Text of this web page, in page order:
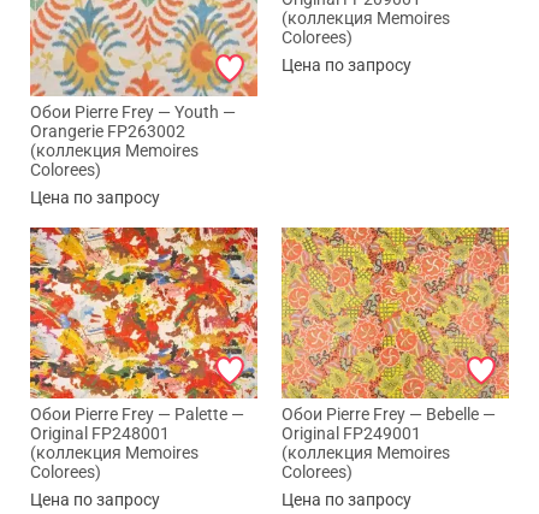
Обои Pierre Frey — Youth —
Orangerie FP263002
(коллекция Memoires
Colorees)
Цена по запросу
(коллекция Memoires
Colorees)
Цена по запросу
Обои Pierre Frey — Palette —
Original FP248001
(коллекция Memoires
Colorees)
Цена по запросу
Обои Pierre Frey — Bebelle —
Original FP249001
(коллекция Memoires
Colorees)
Цена по запросу